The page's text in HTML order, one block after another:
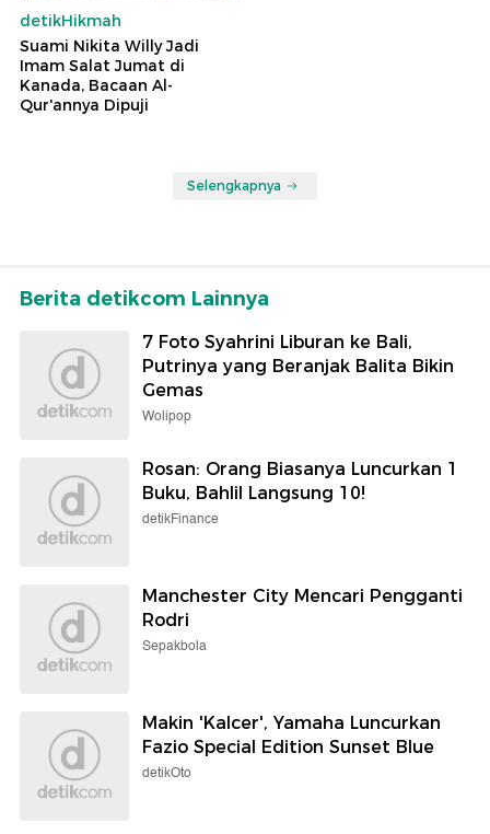
detikHikmah
Suami Nikita Willy Jadi
Imam Salat Jumat di
Kanada, Bacaan Al-
Qur'annya Dipuji
Selengkapnya
Berita detikcom Lainnya
7 Foto Syahrini Liburan ke Bali,
Putrinya yang Beranjak Balita Bikin
Gemas
Wolipop
Rosan: Orang Biasanya Luncurkan 1
Buku, Bahlil Langsung 10!
detikFinance
Manchester City Mencari Pengganti
Rodri
Sepakbola
Makin 'Kalcer', Yamaha Luncurkan
Fazio Special Edition Sunset Blue
detikOto